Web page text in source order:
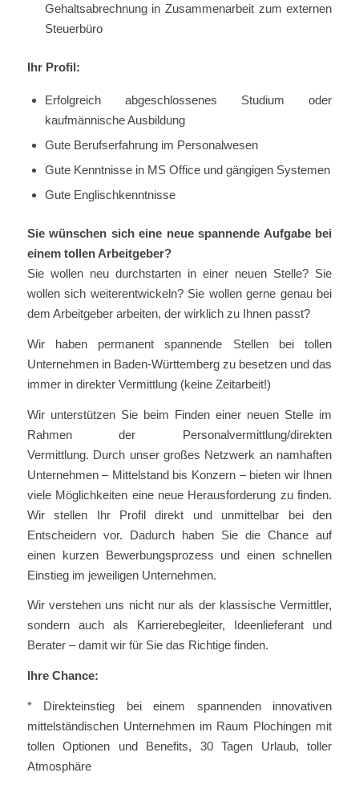
Gehaltsabrechnung in Zusammenarbeit zum externen
Steuerbüro
Ihr Profil:
Erfolgreich abgeschlossenes Studium oder
kaufmännische Ausbildung
Gute Berufserfahrung im Personalwesen
Gute Kenntnisse in MS Office und gängigen Systemen
Gute Englischkenntnisse
Sie wünschen sich eine neue spannende Aufgabe bei
einem tollen Arbeitgeber?
Sie wollen neu durchstarten in einer neuen Stelle? Sie
wollen sich weiterentwickeln? Sie wollen gerne genau bei
dem Arbeitgeber arbeiten, der wirklich zu Ihnen passt?
Wir haben permanent spannende Stellen bei tollen
Unternehmen in Baden-Württemberg zu besetzen und das
immer in direkter Vermittlung (keine Zeitarbeit!)
Wir unterstützen Sie beim Finden einer neuen Stelle im
Rahmen der Personalvermittlung/direkten
Vermittlung. Durch unser großes Netzwerk an namhaften
Unternehmen – Mittelstand bis Konzern – bieten wir Ihnen
viele Möglichkeiten eine neue Herausforderung zu finden.
Wir stellen Ihr Profil direkt und unmittelbar bei den
Entscheidern vor. Dadurch haben Sie die Chance auf
einen kurzen Bewerbungsprozess und einen schnellen
Einstieg im jeweiligen Unternehmen.
Wir verstehen uns nicht nur als der klassische Vermittler,
sondern auch als Karrierebegleiter, Ideenlieferant und
Berater – damit wir für Sie das Richtige finden.
Ihre Chance:
* Direkteinstieg bei einem spannenden innovativen
mittelständischen Unternehmen im Raum Plochingen mit
tollen Optionen und Benefits, 30 Tagen Urlaub, toller
Atmosphäre